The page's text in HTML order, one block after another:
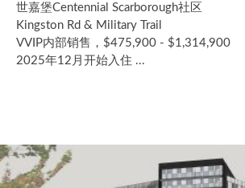
世嘉堡Centennial Scarborough社区
Kingston Rd & Military Trail
VVIP内部销售，$475,900 - $1,314,900
2025年12月开始入住 ...